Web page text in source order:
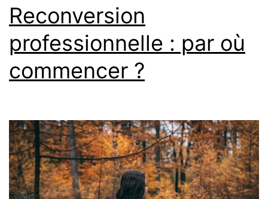
Reconversion
professionnelle : par où
commencer ?